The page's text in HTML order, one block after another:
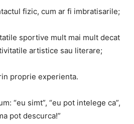
fizic, cum ar fi imbratisarile;
sportive mult mai mult decat
artistice sau literare;
proprie experienta.
“eu simt”, “eu pot intelege ca”,
pot descurca!”